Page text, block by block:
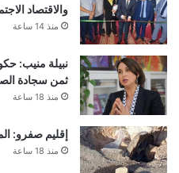
والاقتصاد
منذ 14 ساعة
نبيلة منيب:
ثمن سجادة
منذ 18 ساعة
إقليم صفرو:
منذ 18 ساعة